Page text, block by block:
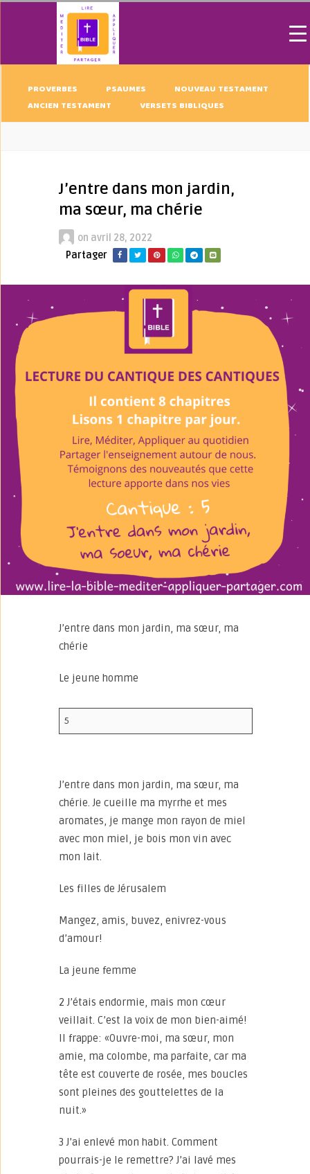
PROVERBES PSAUMES
NOUVEAU TESTAMENT
ANCIEN TESTAMENT
VERSETS BIBLIQUES
J’entre dans mon jardin,
ma sœur, ma chérie
on avril 28, 2022
Partager
J’entre dans mon jardin, ma sœur, ma
chérie
Le jeune homme
5
J’entre dans mon jardin, ma sœur, ma
chérie. Je cueille ma myrrhe et mes
aromates, je mange mon rayon de miel
avec mon miel, je bois mon vin avec
mon lait.
Les filles de Jérusalem
Mangez, amis, buvez, enivrez-vous
d’amour!
La jeune femme
2 J’étais endormie, mais mon cœur
veillait. C’est la voix de mon bien-aimé!
Il frappe: «Ouvre-moi, ma sœur, mon
amie, ma colombe, ma parfaite, car ma
tête est couverte de rosée, mes boucles
sont pleines des gouttelettes de la
nuit.»
3 J’ai enlevé mon habit. Comment
pourrais-je le remettre? J’ai lavé mes